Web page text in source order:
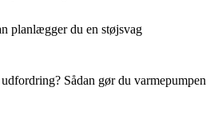
planlægger du en støjsvag
Sådan gør du varmepumpen